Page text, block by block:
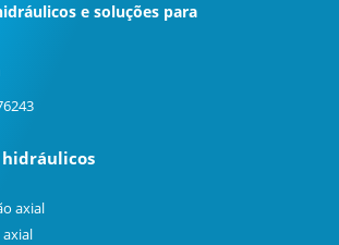
e soluções para
axial